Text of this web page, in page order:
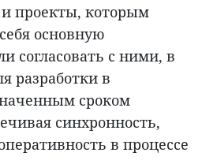
проекты, которым
основную
согласовать с ними, в
разработки в
сроком
синхронность,
в процессе